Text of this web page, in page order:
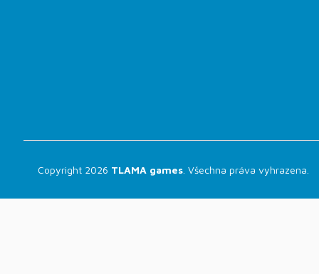
Copyright 2026 TLAMA games . Všechna práva vyhrazena.